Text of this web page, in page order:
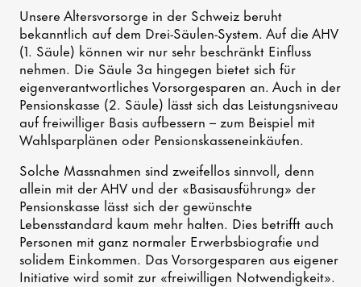
Unsere Altersvorsorge in der Schweiz beruht
bekanntlich auf dem Drei-Säulen-System. Auf die AHV
(1. Säule) können wir nur sehr beschränkt Einfluss
nehmen. Die Säule 3a hingegen bietet sich für
eigenverantwortliches Vorsorgesparen an. Auch in der
Pensionskasse (2. Säule) lässt sich das Leistungsniveau
auf freiwilliger Basis aufbessern – zum Beispiel mit
Wahlsparplänen oder Pensionskasseneinkäufen.
Solche Massnahmen sind zweifellos sinnvoll, denn
allein mit der AHV und der «Basisausführung» der
Pensionskasse lässt sich der gewünschte
Lebensstandard kaum mehr halten. Dies betrifft auch
Personen mit ganz normaler Erwerbsbiografie und
solidem Einkommen. Das Vorsorgesparen aus eigener
Initiative wird somit zur «freiwilligen Notwendigkeit».